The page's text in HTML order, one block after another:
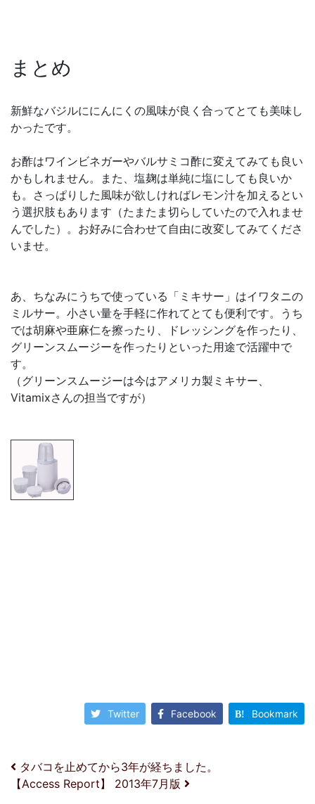
まとめ
新鮮なバジルににんにくの風味が良く合ってとても美味し
かったです。
お酢はワインビネガーやバルサミコ酢に変えてみても良い
かもしれません。また、塩麹は単純に塩にしても良いか
も。さっぱりした風味が欲しければレモン汁を加えるとい
う選択肢もあります（たまたま切らしていたので入れませ
んでした）。お好みに合わせて自由に改変してみてくださ
いませ。
あ、ちなみにうちで使っている「ミキサー」はイワタニの
ミルサー。小さい量を手軽に作れてとても便利です。うち
では胡麻や亜麻仁を擦ったり、ドレッシングを作ったり、
グリーンスムージーを作ったりといった用途で活躍中で
す。
（グリーンスムージーは今はアメリカ製ミキサー、
Vitamixさんの担当ですが）
Twitter Facebook Bookmark
投稿ナビゲーション
タバコを止めてから3年が経ちました。
【Access Report】 2013年7月版